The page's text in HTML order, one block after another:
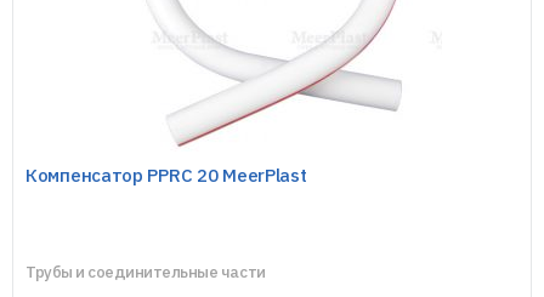
Компенсатор PPRC 20 MeerPlast
Трубы и соединительные части